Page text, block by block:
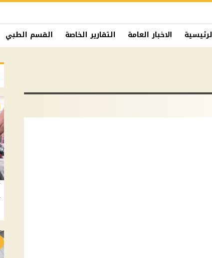
الاخبار العامة التقارير الخاصة القسم الطبي